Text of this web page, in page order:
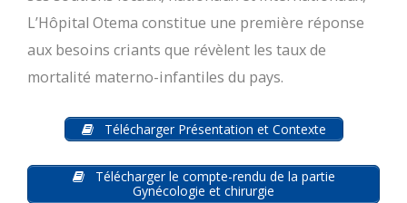
L’Hôpital Otema constitue une première réponse
aux besoins criants que révèlent les taux de
mortalité materno-infantiles du pays.
Télécharger Présentation et Contexte
Télécharger le compte-rendu de la partie
Gynécologie et chirurgie